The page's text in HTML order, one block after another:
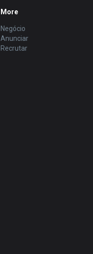
More
Negócio
Anunciar
Recrutar